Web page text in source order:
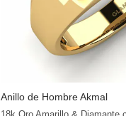
Anillo de Hombre Akmal